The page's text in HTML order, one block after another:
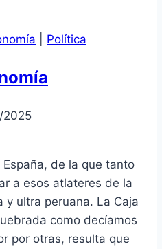
Política
de la que tanto
a esos atlateres de la
y ultra peruana. La Caja
como decíamos
por otras, resulta que